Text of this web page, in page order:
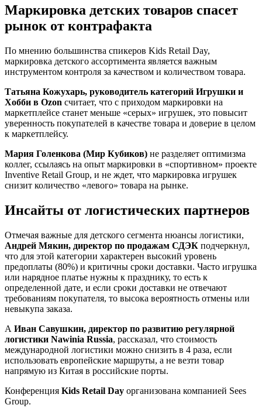
Маркировка детских товаров спасет
рынок от контрафакта
По мнению большинства спикеров Kids Retail Day,
маркировка детского ассортимента является важным
инструментом контроля за качеством и количеством товара.
Татьяна Кожухарь, руководитель категорий Игрушки и
Хобби в Ozon считает, что с приходом маркировки на
маркетплейсе станет меньше «серых» игрушек, это повысит
уверенность покупателей в качестве товара и доверие в целом
к маркетплейсу.
Мария Голенкова (Мир Кубиков) не разделяет оптимизма
коллег, ссылаясь на опыт маркировки в «спортивном» проекте
Inventive Retail Group, и не ждет, что маркировка игрушек
снизит количество «левого» товара на рынке.
Инсайты от логистических партнеров
Отмечая важные для детского сегмента нюансы логистики,
Андрей Мякин, директор по продажам СДЭК подчеркнул,
что для этой категории характерен высокий уровень
предоплаты (80%) и критичны сроки доставки. Часто игрушка
или нарядное платье нужны к празднику, то есть к
определенной дате, и если сроки доставки не отвечают
требованиям покупателя, то высока вероятность отмены или
невыкупа заказа.
А Иван Савушкин, директор по развитию регулярной
логистики Nawinia Russia, рассказал, что стоимость
международной логистики можно снизить в 4 раза, если
использовать европейские маршруты, а не везти товар
напрямую из Китая в российские порты.
Конференция Kids Retail Day организована компанией Sees
Group.